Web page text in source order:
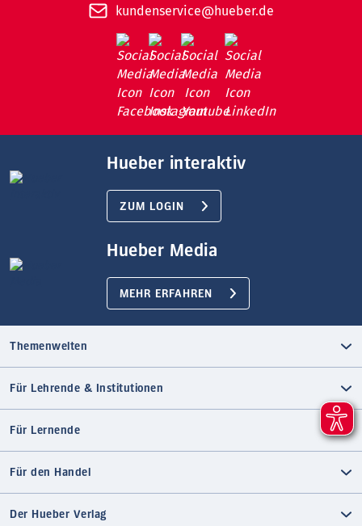
kundenservice@hueber.de
Hueber interaktiv
ZUM LOGIN
Hueber Media
MEHR ERFAHREN
Themenwelten
Für Lehrende & Institutionen
Für Lernende
Für den Handel
Der Hueber Verlag